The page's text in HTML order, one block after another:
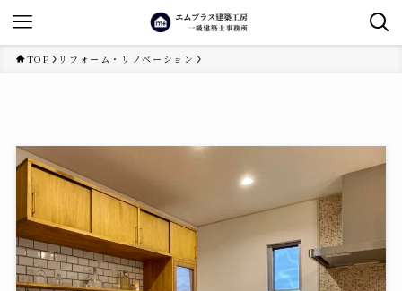
TOP リフォーム・リノベーション